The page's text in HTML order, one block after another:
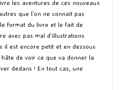
les aventures de ces nouveaux
que l’on ne connait pas
format du livre et le fait de
avec pas mal d’illustrations
il est encore petit et en dessous
hâte de voir ce que va donner la
dedans ! En tout cas, une